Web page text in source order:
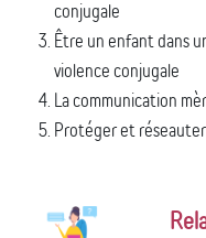
conjugale
Être un enfant dans
violence conjugale
La communication
Protéger et